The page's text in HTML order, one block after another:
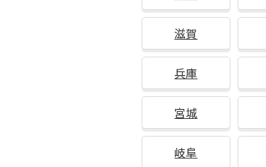
滋賀
兵庫
宮城
岐阜